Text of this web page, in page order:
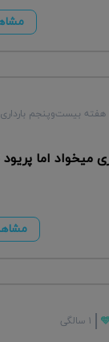
مشاهده
هفته بیست‌وپنجم بارداری
میخواد اما
مشاهده ۱۸
۱ سالگی